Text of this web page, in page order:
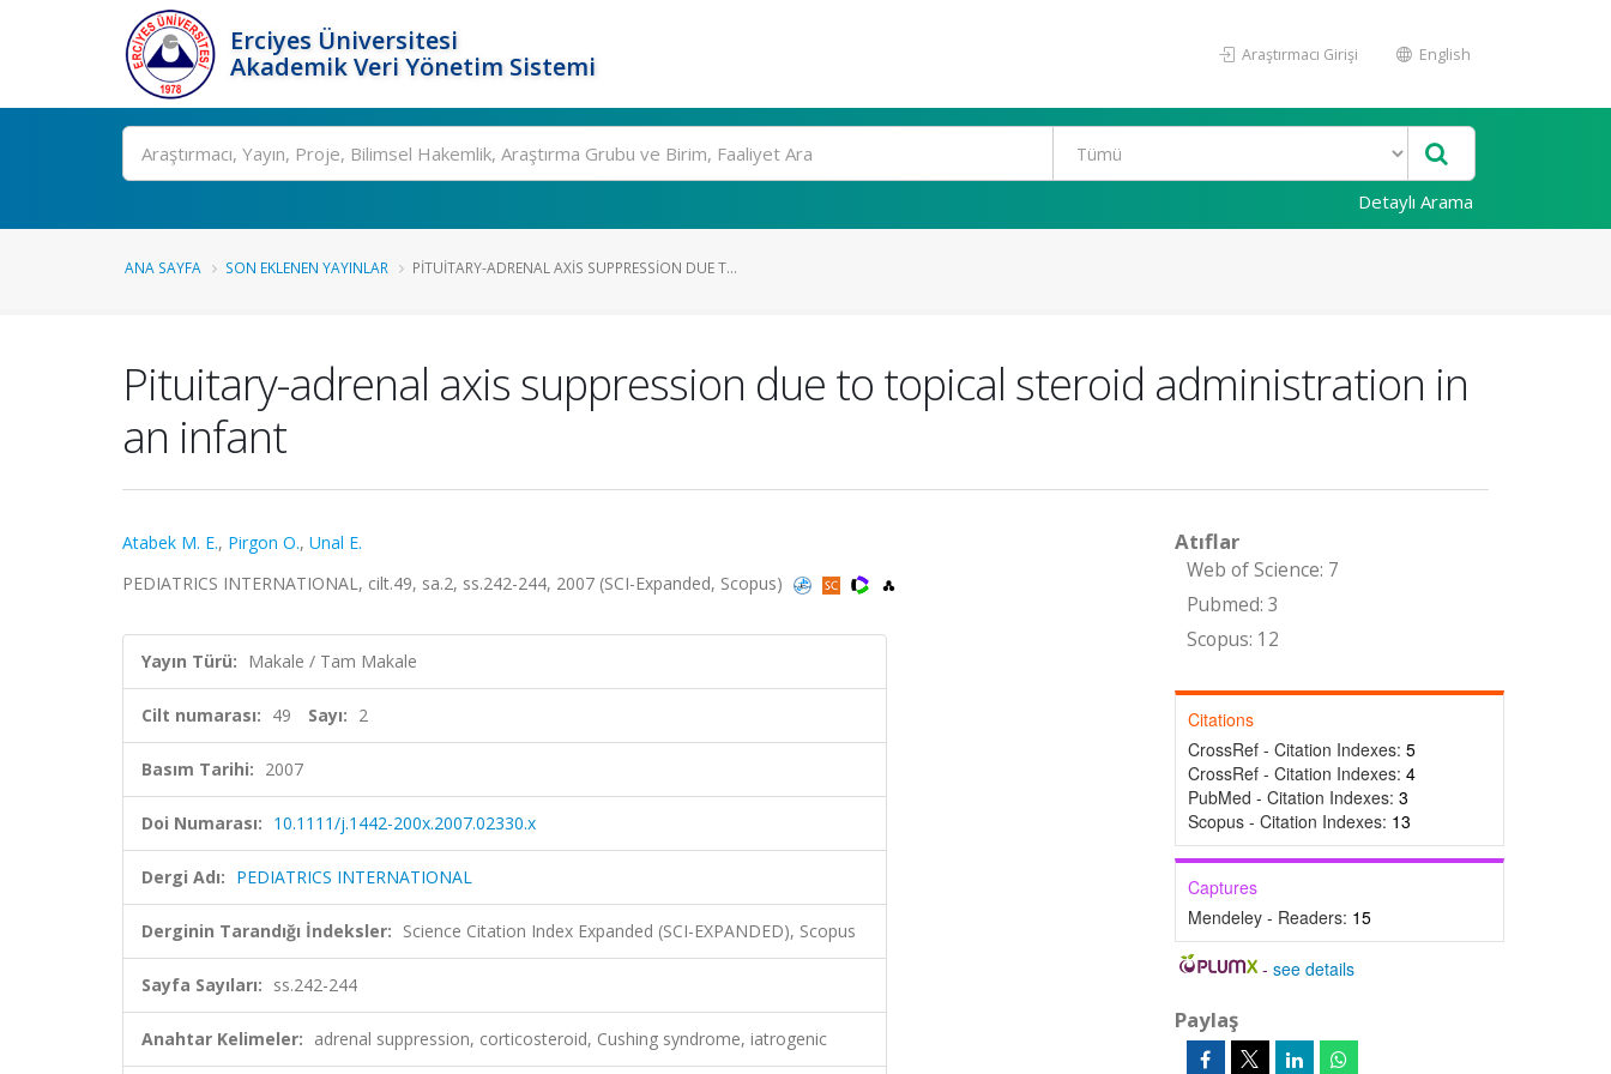
Erciyes Üniversitesi
Akademik Veri Yönetim Sistemi
Araştırmacı Girişi English
Ara
Detaylı Arama
ANA SAYFA SON EKLENEN YAYINLAR PITUITARY-ADRENAL AXIS SUPPRESSION DUE T...
Pituitary-adrenal axis suppression due to topical steroid administration in
an infant
Atabek M. E., Pirgon O., Unal E.
PEDIATRICS INTERNATIONAL, cilt.49, sa.2, ss.242-244, 2007 (SCI-Expanded, Scopus)
Yayın Türü: Makale / Tam Makale
Cilt numarası: 49 Sayı: 2
Basım Tarihi: 2007
Doi Numarası: 10.1111/j.1442-200x.2007.02330.x
Dergi Adı: PEDIATRICS INTERNATIONAL
Derginin Tarandığı İndeksler: Science Citation Index Expanded (SCI-EXPANDED), Scopus
Sayfa Sayıları: ss.242-244
Anahtar Kelimeler: adrenal suppression, corticosteroid, Cushing syndrome, iatrogenic
Atıflar
Web of Science: 7
Pubmed: 3
Scopus: 12
Citations
CrossRef - Citation Indexes: 5
CrossRef - Citation Indexes: 4
PubMed - Citation Indexes: 3
Scopus - Citation Indexes: 13
Captures
Mendeley - Readers: 15
-see details
Paylaş